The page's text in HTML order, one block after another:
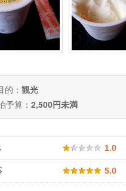
的： 観光
予算： 2,500円未満
1.0
5.0